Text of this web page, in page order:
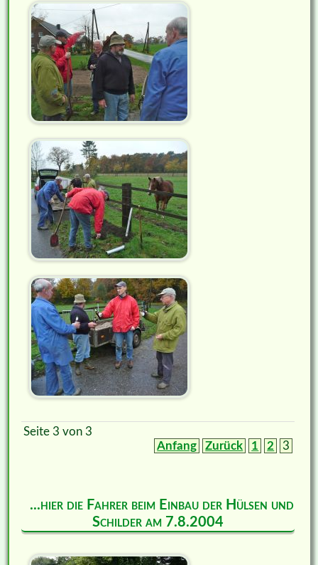
Seite 3 von 3
Anfang
Zurück 1 2 3
...hier die Fahrer beim Einbau der Hülsen und
Schilder am 7.8.2004